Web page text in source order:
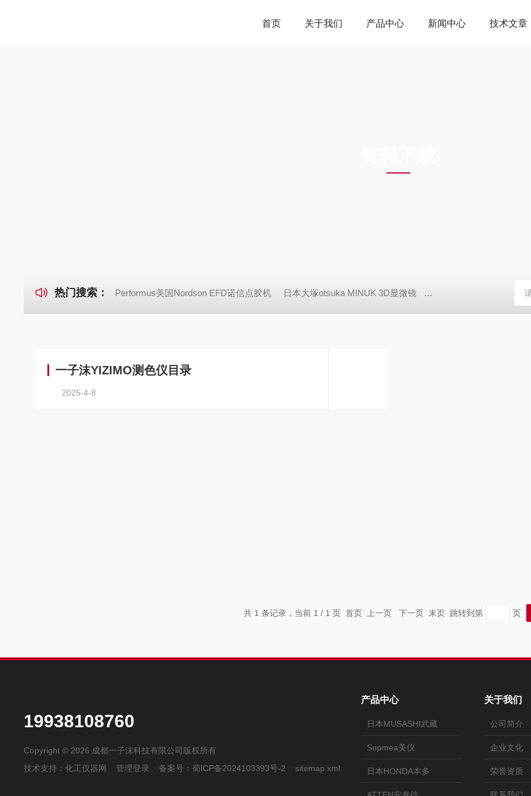
首页 关于我们 产品中心 新闻中心 技术文章
热门搜索： Performus美国Nordson EFD诺信点胶机 日本大塚otsuka MINUK 3D显微镜 TX-200日本凯特KETT外
一子沫YIZIMO测色仪目录
2025-4-8
共 1 条记录，当前 1 / 1 页 首页 上一页 下一页 末页 跳转到第 页
19938108760
Copyright © 2026 成都一子沫科技有限公司版权所有
技术支持：化工仪器网 管理登录 备案号：蜀ICP备2024103393号-2 sitemap.xml
产品中心
日本MUSASHI武藏
Supmea美仪
日本HONDA本多
关于我们
公司简介
企业文化
荣誉资质